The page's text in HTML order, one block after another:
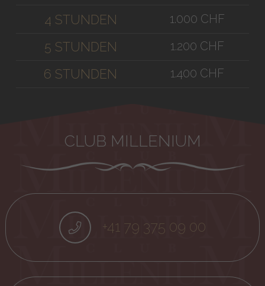
4 STUNDEN 1.000 CHF
5 STUNDEN 1.200 CHF
6 STUNDEN 1.400 CHF
CLUB MILLENIUM
+41 79 375 09 00